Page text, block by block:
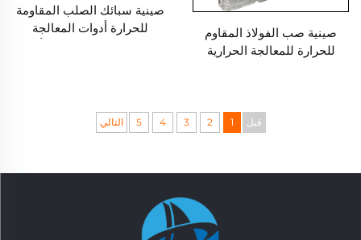
صينية صب الفولاذ المقاوم
للحرارة للمعالجة الحرارية
صينية سبائك الصلب المقاومة
للحرارة أدوات المعالجة
قبل 1
2
3
4
5 التالي